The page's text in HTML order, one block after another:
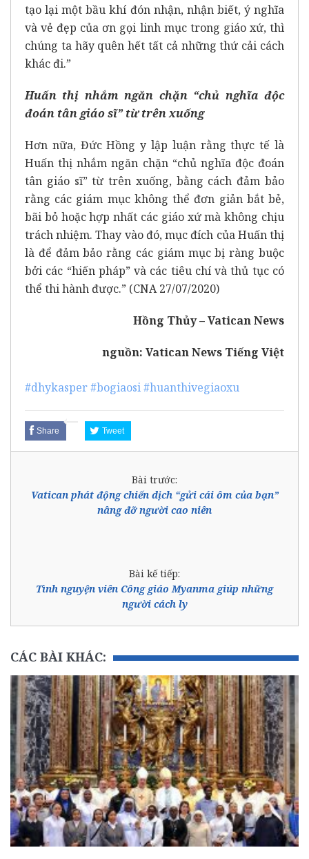
tạo lại một bầu khí đón nhận, nhận biết, ý nghĩa
và vẻ đẹp của ơn gọi linh mục trong giáo xứ, thì
chúng ta hãy quên hết tất cả những thứ cải cách
khác đi.”
Huấn thị nhắm ngăn chặn “chủ nghĩa độc
đoán tân giáo sĩ” từ trên xuống
Hơn nữa, Đức Hồng y lập luận rằng thực tế là
Huấn thị nhắm ngăn chặn “chủ nghĩa độc đoán
tân giáo sĩ” từ trên xuống, bằng cách đảm bảo
rằng các giám mục không thể đơn giản bắt bẻ,
bãi bỏ hoặc hợp nhất các giáo xứ mà không chịu
trách nhiệm. Thay vào đó, mục đích của Huấn thị
là để đảm bảo rằng các giám mục bị ràng buộc
bởi các “hiến pháp” và các tiêu chí và thủ tục có
thể thi hành được.” (CNA 27/07/2020)
Hồng Thủy – Vatican News
nguồn: Vatican News Tiếng Việt
#dhykasper#bogiaosi#huanthivegiaoxu
Share Tweet
Bài trước:
Vatican phát động chiến dịch “gửi cái ôm của bạn”
nâng đỡ người cao niên
Bài kế tiếp:
Tình nguyện viên Công giáo Myanma giúp những
người cách ly
CÁC BÀI KHÁC: